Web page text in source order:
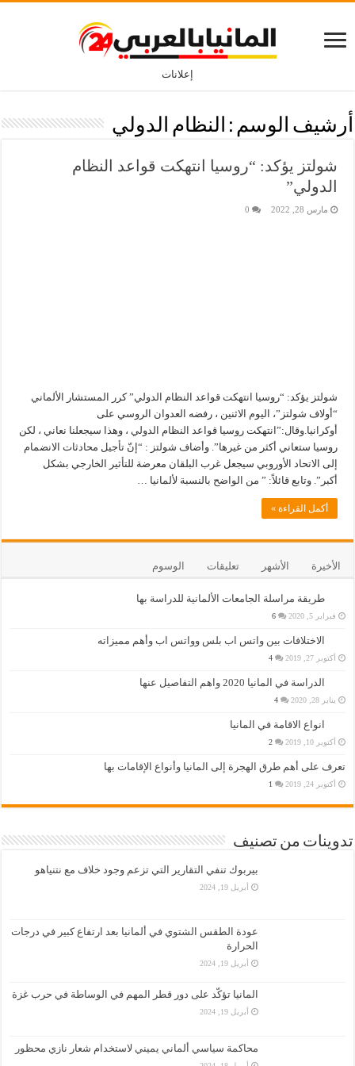
إعلانات
أرشيف الوسم : النظام الدولي
شولتز يؤكد: “روسيا انتهكت قواعد النظام
الدولي”
مارس 28, 2022 0
شولتز يؤكد: “روسيا انتهكت قواعد النظام الدولي” كرر المستشار الألماني
“أولاف شولتز”، اليوم الاثنين ، رفضه العدوان الروسي على
أوكرانيا.وقال:”انتهكت روسيا قواعد النظام الدولي ، وهذا سيجعلنا نعاني ، لكن
روسيا ستعاني أكثر من غيرها”. وأضاف شولتز : “إنّ تأجيل محادثات الانضمام
إلى الاتحاد الأوروبي سيجعل غرب البلقان معرضة للتأثير الخارجي بشكل
أكبر”. وتابع قائلاً: ” من الواضح بالنسبة لألمانيا …
أكمل القراءة »
الأخيرة الأشهر تعليقات الوسوم
طريقة مراسلة الجامعات الألمانية للدراسة بها
فبراير 5, 2020 6
الاختلافات بين واتس اب بلس وواتس اب وأهم مميزاته
أكتوبر 27, 2019 4
الدراسة في المانيا 2020 واهم التفاصيل عنها
يناير 28, 2020 4
انواع الاقامة في المانيا
أكتوبر 10, 2019 2
تعرف على أهم طرق الهجرة إلى المانيا وأنواع الإقامات بها
أكتوبر 24, 2019 1
تدوينات من تصنيف
بيربوك تنفي التقارير التي تزعم وجود خلاف مع نتنياهو
أبريل 19, 2024
عودة الطقس الشتوي في ألمانيا بعد ارتفاع كبير في درجات
الحرارة
أبريل 19, 2024
المانيا تؤكّد على دور قطر المهم في الوساطة في حرب غزة
أبريل 19, 2024
محاكمة سياسي ألماني يميني لاستخدام شعار نازي محظور